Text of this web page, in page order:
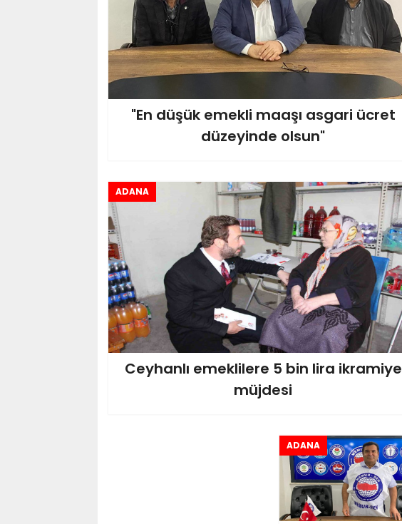
"En düşük emekli maaşı asgari ücret
düzeyinde olsun"
ADANA
Ceyhanlı emeklilere 5 bin lira ikramiye
müjdesi
ADANA